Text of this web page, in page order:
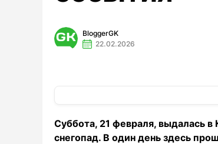
BloggerGK
22.02.2026
Суббота, 21 февраля, выдалась
снегопад. В один день здесь